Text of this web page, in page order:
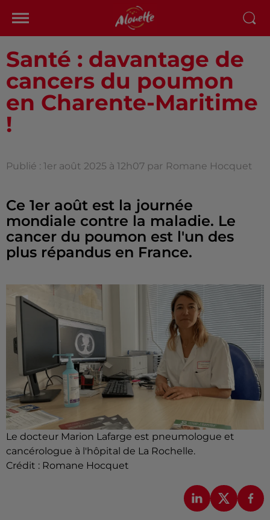
Santé : davantage de
cancers du poumon
en Charente-Maritime
!
Publié : 1er août 2025 à 12h07 par Romane Hocquet
Ce 1er août est la journée
mondiale contre la maladie. Le
cancer du poumon est l'un des
plus répandus en France.
Le docteur Marion Lafarge est pneumologue et
cancérologue à l'hôpital de La Rochelle.
Crédit : Romane Hocquet